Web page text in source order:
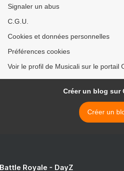
Signaler un abus
C.G.U.
Cookies et données personnelles
Préférences cookies
Voir le profil de Musicali sur le portail
Créer un blog sur
Créer un
Royale - DayZ